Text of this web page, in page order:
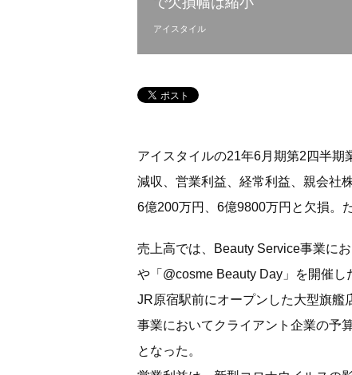
アイスタイル
アイスタイルの21年6月期第2四半期
減収、営業利益、経常利益、親会社
6億200万円、6億9800万円と欠損。
売上高では、Beauty Service事業に
や「@cosme Beauty Day」を開催
JR原宿駅前にオープンした大型旗艦
事業においてクライアント企業の予
となった。